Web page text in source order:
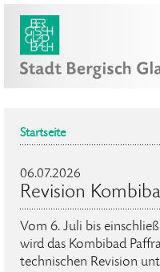
Startseite
06.07.2026
Revision
Vom 6. Juli bis
wird das Kombibad
technischen Revision